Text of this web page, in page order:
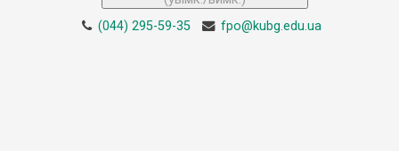
(044) 295-59-35 fpo@kubg.edu.ua